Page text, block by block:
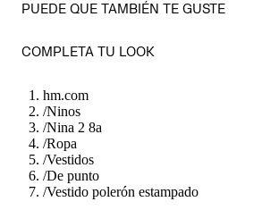
PUEDE QUE TAMBIÉN TE GUSTE
COMPLETA TU LOOK
hm.com
/Ninos
/Nina 2 8a
/Ropa
/Vestidos
/De punto
/Vestido polerón estampado